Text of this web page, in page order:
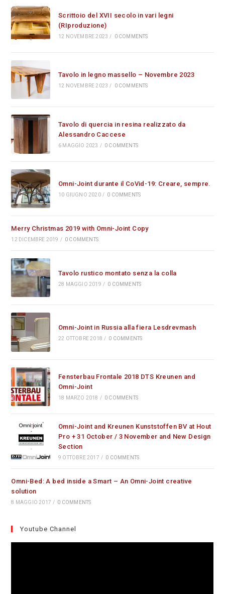
Scrittoio del XVII secolo in vari legni
(RIproduzione)
12 NOVEMBRE 2023 / 0 COMMENTS
Tavolo in legno massello – Novembre 2023
12 NOVEMBRE 2023 / 0 COMMENTS
Tavolo di quercia in resina realizzato da
Alessandro Caccese
6 MAGGIO 2023 / 0 COMMENTS
Omni-Joint durante il CoVid-19: Creare, sempre.
10 GIUGNO 2020 / 0 COMMENTS
Merry Christmas 2019 with Omni-Joint Copy
12 DICEMBRE 2019 / 0 COMMENTS
Tavolo rustico montato senza la colla
28 MAGGIO 2019 / 0 COMMENTS
Omni-Joint in Russia alla fiera Lesdrevmash
22 OTTOBRE 2018 / 0 COMMENTS
Fensterbau Frontale 2018 DTS Kreunen and
Omni-Joint
18 MARZO 2018 / 0 COMMENTS
Omni-Joint and Kreunen Kunststoffen BV at Hout
Pro + 31 October / 3 November and New Design
Section
9 OTTOBRE 2017 / 0 COMMENTS
Omni-Bed: A bed inside a Smart – An Omni-Joint creative
solution
8 MAGGIO 2017 / 0 COMMENTS
Youtube Channel